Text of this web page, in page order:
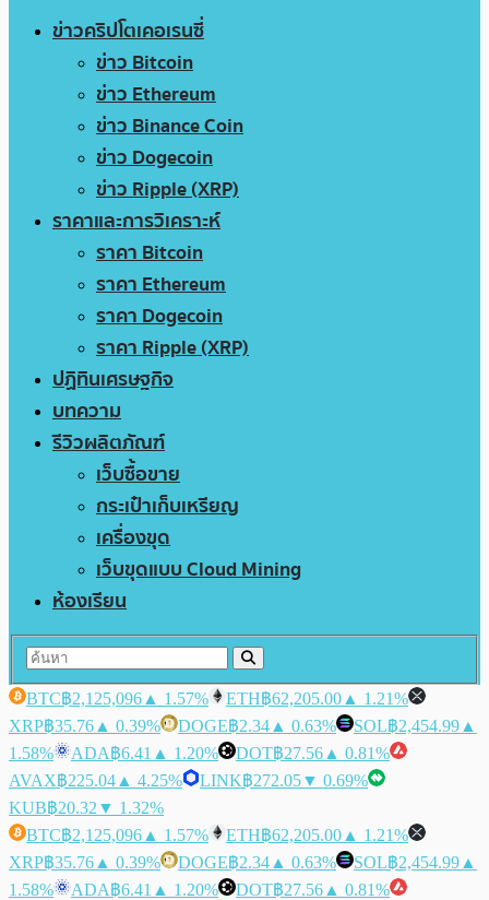
ข่าวคริปโตเคอเรนซี่
ข่าว Bitcoin
ข่าว Ethereum
ข่าว Binance Coin
ข่าว Dogecoin
ข่าว Ripple (XRP)
ราคาและการวิเคราะห์
ราคา Bitcoin
ราคา Ethereum
ราคา Dogecoin
ราคา Ripple (XRP)
ปฏิทินเศรษฐกิจ
บทความ
รีวิวผลิตภัณฑ์
เว็บซื้อขาย
กระเป๋าเก็บเหรียญ
เครื่องขุด
เว็บขุดแบบ Cloud Mining
ห้องเรียน
BTC฿2,125,096 ▲ 1.57% ETH฿62,205.00 ▲ 1.21%
XRP฿35.76 ▲ 0.39% DOGE฿2.34 ▲ 0.63% SOL฿2,454.99 ▲
1.58%
ADA฿6.41 ▲ 1.20% DOT฿27.56 ▲ 0.81%
AVAX฿225.04 ▲ 4.25% LINK฿272.05▼ 0.69%
KUB฿20.32 ▼ 1.32%
BTC฿2,125,096 ▲ 1.57% ETH฿62,205.00 ▲ 1.21%
XRP฿35.76 ▲ 0.39% DOGE฿2.34 ▲ 0.63% SOL฿2,454.99 ▲
1.58%
ADA฿6.41 ▲ 1.20% DOT฿27.56 ▲ 0.81%